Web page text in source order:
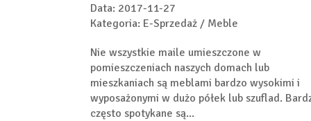
Data: 2017-11-27
Kategoria: E-Sprzedaż / Meble
Nie wszystkie maile umieszczone w
pomieszczeniach naszych domach lub
mieszkaniach są meblami bardzo wysokimi i
wyposażonymi w dużo półek lub szuflad.
często spotykane są...